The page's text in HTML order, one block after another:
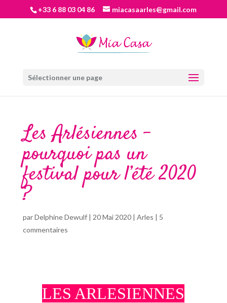
+33 6 88 03 04 86 miacasaarles@gmail.com
Sélectionner une page
Les Arlésiennes –
pourquoi pas un
festival pour l’été 2020
?
parDelphine Dewulf| 20 Mai 2020| Arles | 5
commentaires
LES ARLESIENNES